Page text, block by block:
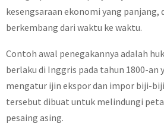
kesengsaraan ekonomi yang
berkembang dari waktu ke waktu.
Contoh awal penegakannya adalah
berlaku di Inggris pada tahun 1800-an
mengatur ijin ekspor dan impor biji-
tersebut dibuat untuk melindungi
pesaing asing.